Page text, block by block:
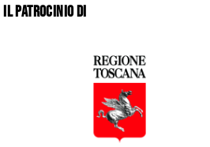
IL PATROCINIO DI